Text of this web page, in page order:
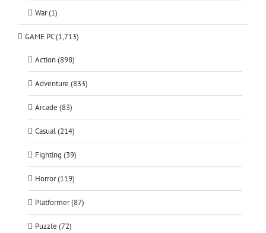
War (1)
GAME PC (1,713)
Action (898)
Adventure (833)
Arcade (83)
Casual (214)
Fighting (39)
Horror (119)
Platformer (87)
Puzzle (72)